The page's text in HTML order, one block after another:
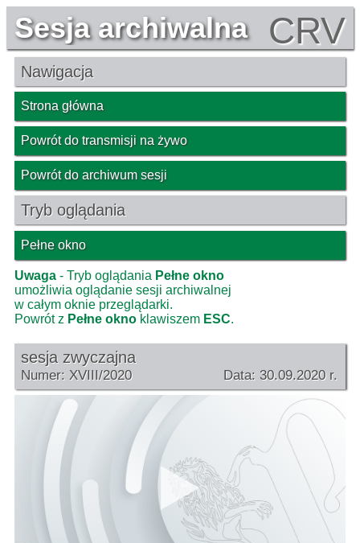
Sesja archiwalna CRV
Nawigacja
Strona główna
Powrót do transmisji na żywo
Powrót do archiwum sesji
Tryb oglądania
Pełne okno
Uwaga - Tryb oglądania Pełne okno
umożliwia oglądanie sesji archiwalnej
w całym oknie przeglądarki.
Powrót z Pełne okno klawiszem ESC.
sesja zwyczajna
Numer: XVIII/2020 Data: 30.09.2020 r.